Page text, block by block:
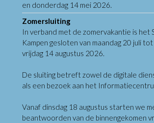
en donderdag 14 mei 2026.
Zomersluiting
In verband met de zomervakantie is het
Kampen gesloten van maandag 20 juli
vrijdag 14 augustus 2026.
De sluiting betreft zowel de digitale
als een bezoek aan het
Vanaf dinsdag 18 augustus starten we
beantwoorden van de binnengekomen